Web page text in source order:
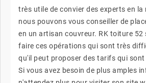
très utile de convier des experts en la
nous pouvons vous conseiller de
en un artisan couvreur. RK toiture 52
faire ces opérations qui sont très
qu'il peut proposer des tarifs qui
Si vous avez besoin de plus amples